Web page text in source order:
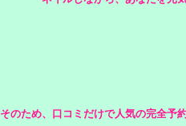
そのため、 口コミだけで人気の完全予